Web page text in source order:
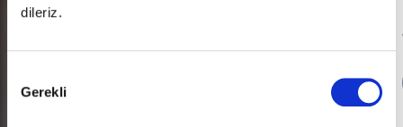
dileriz.
Seçimi
Gerekli
Her Pazartesi Halk Günü!